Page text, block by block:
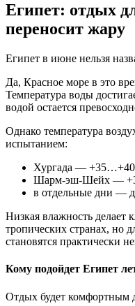
Египет: отдых
переносит жару
Египет в июне нельзя
Да, Красное море в это
Температура воды
водой остается
Однако температура
испытанием:
Хургада — +35…+40
Шарм-эш-Шейх —
в отдельные дни —
Низкая влажность делает
тропических странах, но
становятся практически
Кому подойдет Египет
Отдых будет комфортным